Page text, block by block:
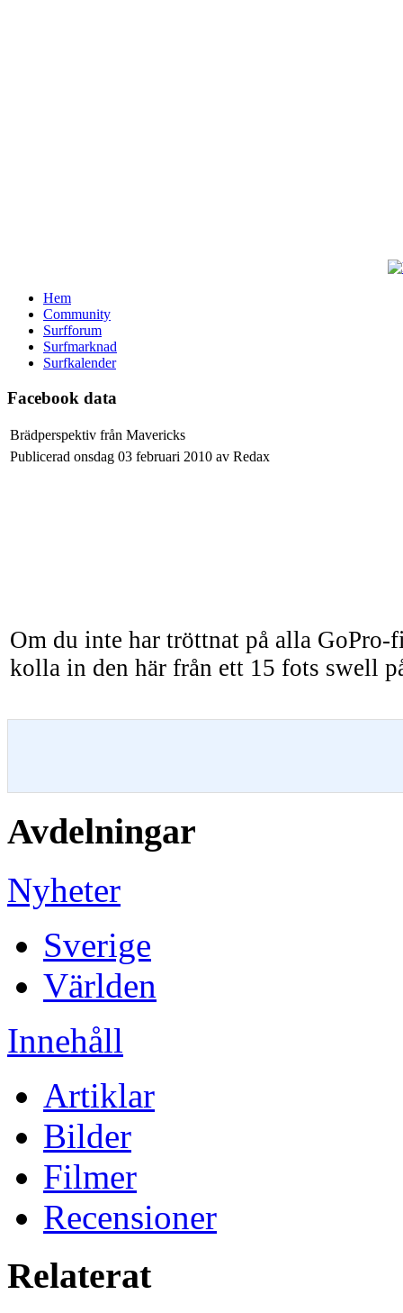
Hem
Community
Surfforum
Surfmarknad
Surfkalender
Facebook data
Brädperspektiv från Mavericks
Publicerad onsdag 03 februari 2010 av Redax
Om du inte har tröttnat på alla GoPro-
kolla in den här från ett 15 fots swell
Avdelningar
Nyheter
Sverige
Världen
Innehåll
Artiklar
Bilder
Filmer
Recensioner
Relaterat